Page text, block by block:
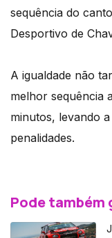
sequência do
Desportivo de
A igualdade não
melhor sequência
minutos, levando
penalidades.
Pode também